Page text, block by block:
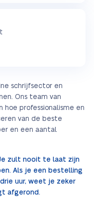
schrijfsector en
Ons team van
hoe professionalisme en
van de beste
en een aantal
zult nooit te laat zijn
Als je een bestelling
uur, weet je zeker
afgerond.